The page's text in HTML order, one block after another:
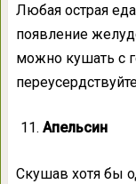
Любая острая
появление
можно кушать с
Апельсин
Скушав хотя бы